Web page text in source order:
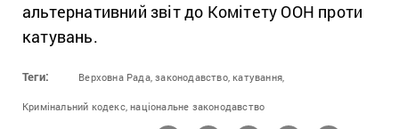
альтернативний звіт до Комітету ООН проти
катувань.
Теги: Верховна Рада, законодавство, катування,
Кримінальний кодекс, національне законодавство